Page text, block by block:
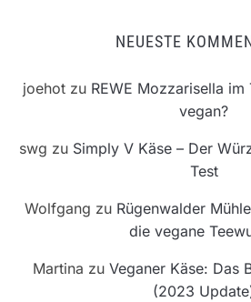
NEUESTE
joehotzu REWE Mozzarisella
vegan?
swg zu Simply V Käse – Der
Test
Wolfgang zu Rügenwalder
die vegane
Martina zu Veganer Käse: Das
(2023